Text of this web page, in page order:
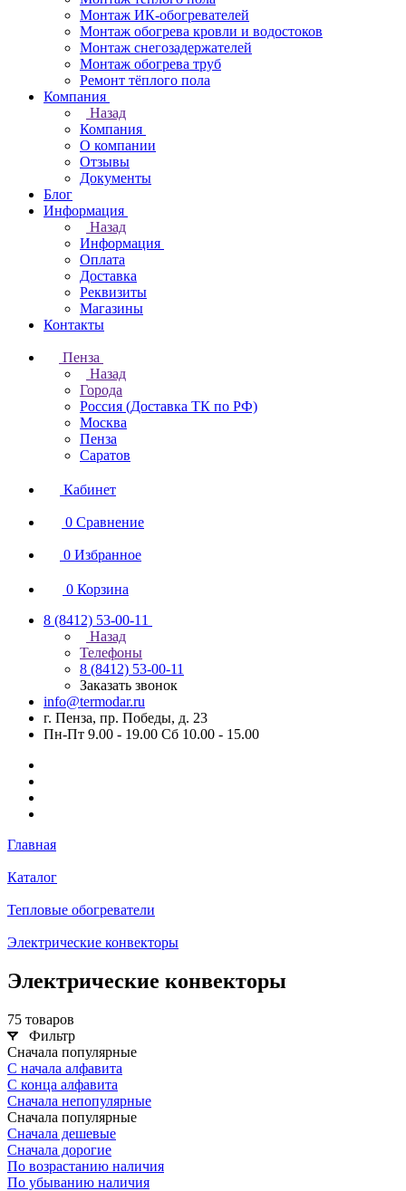
Монтаж ИК-обогревателей
Монтаж обогрева кровли и водостоков
Монтаж снегозадержателей
Монтаж обогрева труб
Ремонт тёплого пола
Компания
Назад
Компания
О компании
Отзывы
Документы
Блог
Информация
Назад
Информация
Оплата
Доставка
Реквизиты
Магазины
Контакты
Пенза
Назад
Города
Россия (Доставка ТК по РФ)
Москва
Пенза
Саратов
Кабинет
0 Сравнение
0 Избранное
0 Корзина
8 (8412) 53-00-11
Назад
Телефоны
8 (8412) 53-00-11
Заказать звонок
info@termodar.ru
г. Пенза, пр. Победы, д. 23
Пн-Пт 9.00 - 19.00 Сб 10.00 - 15.00
Главная
Каталог
Тепловые обогреватели
Электрические конвекторы
Электрические конвекторы
75 товаров
Фильтр
Сначала популярные
С начала алфавита
С конца алфавита
Сначала непопулярные
Сначала популярные
Сначала дешевые
Сначала дорогие
По возрастанию наличия
По убыванию наличия